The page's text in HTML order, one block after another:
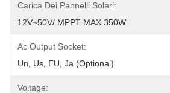
Carica Dei Pannelli Solari:
12V~50V/ MPPT MAX 350W
Ac Output Socket:
Un, Us, EU, Ja (Optional)
Voltage: